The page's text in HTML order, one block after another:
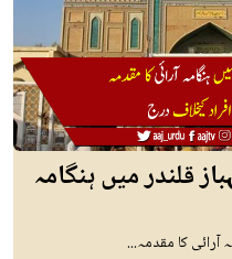
قلندر میں ہنگامہ
آرائی کا مقدمہ...